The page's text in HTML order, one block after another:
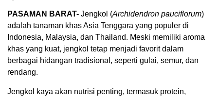
PASAMAN BARAT- Jengkol (Archidendron pauciflorum)
adalah tanaman khas Asia Tenggara yang populer di
Indonesia, Malaysia, dan Thailand. Meski memiliki aroma
khas yang kuat, jengkol tetap menjadi favorit dalam
berbagai hidangan tradisional, seperti gulai, semur, dan
rendang.
Jengkol kaya akan nutrisi penting, termasuk protein,